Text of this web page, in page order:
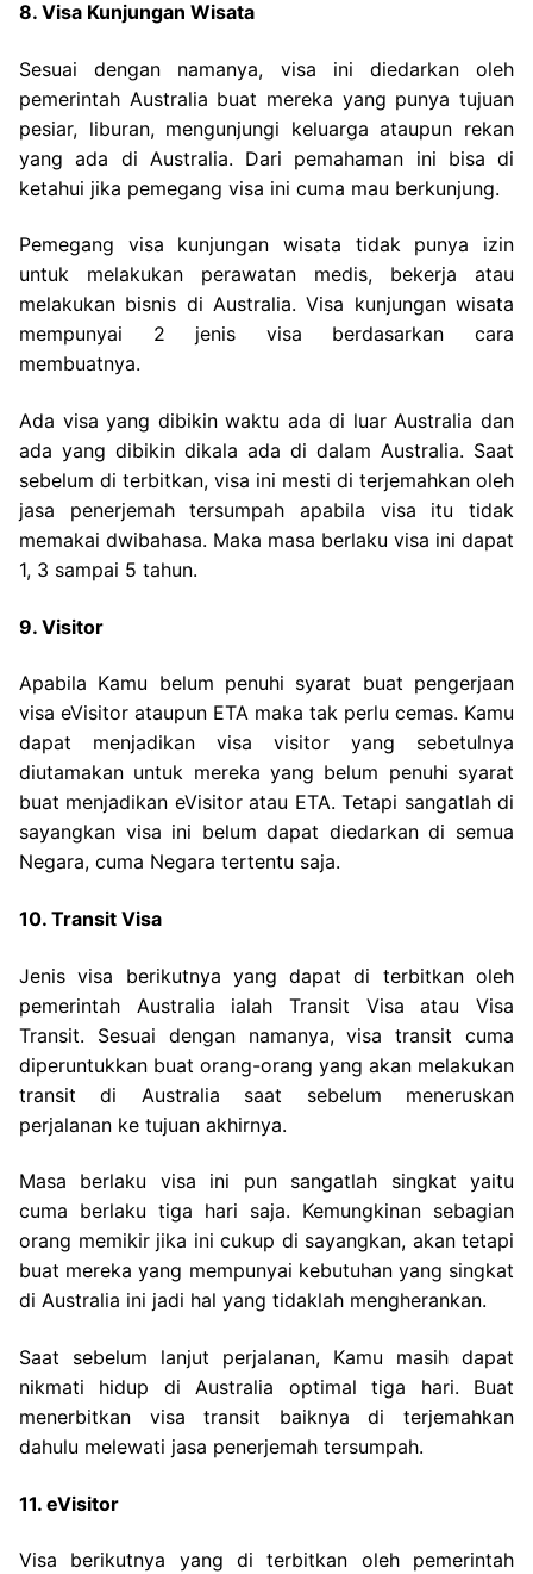
8. Visa Kunjungan Wisata
Sesuai dengan namanya, visa ini diedarkan oleh
pemerintah Australia buat mereka yang punya tujuan
pesiar, liburan, mengunjungi keluarga ataupun rekan
yang ada di Australia. Dari pemahaman ini bisa di
ketahui jika pemegang visa ini cuma mau berkunjung.
Pemegang visa kunjungan wisata tidak punya izin
untuk melakukan perawatan medis, bekerja atau
melakukan bisnis di Australia. Visa kunjungan wisata
mempunyai 2 jenis visa berdasarkan cara
membuatnya.
Ada visa yang dibikin waktu ada di luar Australia dan
ada yang dibikin dikala ada di dalam Australia. Saat
sebelum di terbitkan, visa ini mesti di terjemahkan oleh
jasa penerjemah tersumpah apabila visa itu tidak
memakai dwibahasa. Maka masa berlaku visa ini dapat
1, 3 sampai 5 tahun.
9. Visitor
Apabila Kamu belum penuhi syarat buat pengerjaan
visa eVisitor ataupun ETA maka tak perlu cemas. Kamu
dapat menjadikan visa visitor yang sebetulnya
diutamakan untuk mereka yang belum penuhi syarat
buat menjadikan eVisitor atau ETA. Tetapi sangatlah di
sayangkan visa ini belum dapat diedarkan di semua
Negara, cuma Negara tertentu saja.
10. Transit Visa
Jenis visa berikutnya yang dapat di terbitkan oleh
pemerintah Australia ialah Transit Visa atau Visa
Transit. Sesuai dengan namanya, visa transit cuma
diperuntukkan buat orang-orang yang akan melakukan
transit di Australia saat sebelum meneruskan
perjalanan ke tujuan akhirnya.
Masa berlaku visa ini pun sangatlah singkat yaitu
cuma berlaku tiga hari saja. Kemungkinan sebagian
orang memikir jika ini cukup di sayangkan, akan tetapi
buat mereka yang mempunyai kebutuhan yang singkat
di Australia ini jadi hal yang tidaklah mengherankan.
Saat sebelum lanjut perjalanan, Kamu masih dapat
nikmati hidup di Australia optimal tiga hari. Buat
menerbitkan visa transit baiknya di terjemahkan
dahulu melewati jasa penerjemah tersumpah.
11. eVisitor
Visa berikutnya yang di terbitkan oleh pemerintah